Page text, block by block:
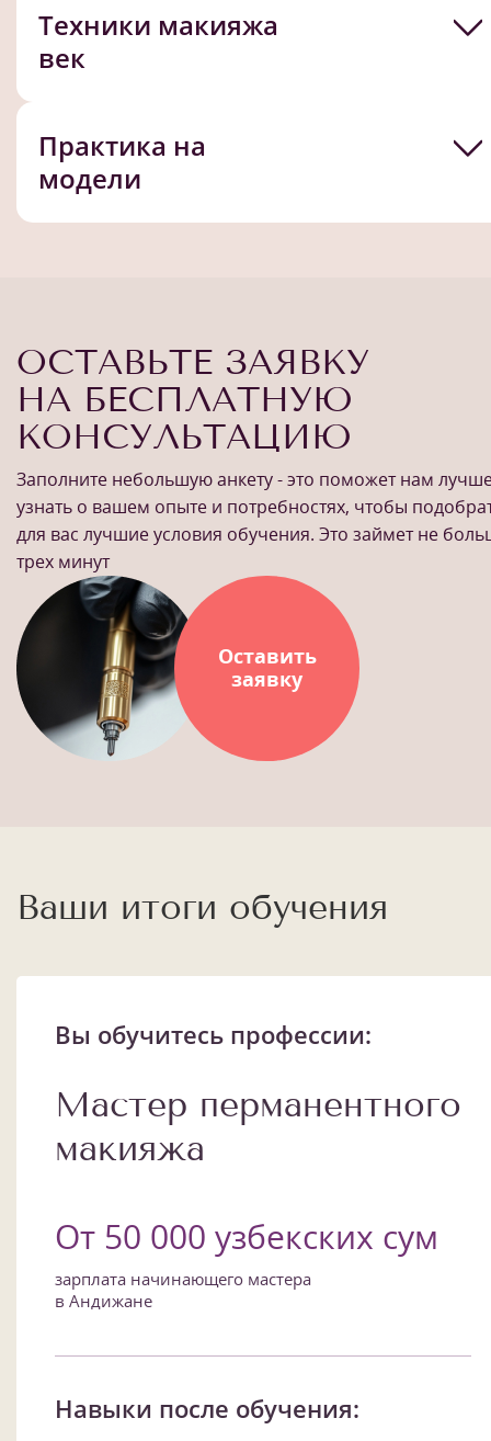
Техники макияжа
век
Практика на
модели
ОСТАВЬТЕ ЗАЯВКУ
НА БЕСПЛАТНУЮ
КОНСУЛЬТАЦИЮ
Заполните небольшую анкету - это поможет нам
узнать о вашем опыте и потребностях, чтобы
для вас лучшие условия обучения. Это займет не
трех минут
Оставить
заявку
Ваши итоги обучения
Вы обучитесь профессии:
Мастер перманентного
макияжа
От 50 000 узбекских сум
зарплата начинающего мастера
в Андижане
Навыки после обучения: